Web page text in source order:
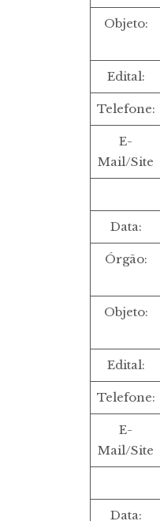
Objeto:
Edital:
Telefone:
E-
Mail/Site
Data:
Órgão:
Objeto:
Edital:
Telefone:
E-
Mail/Site
Data: